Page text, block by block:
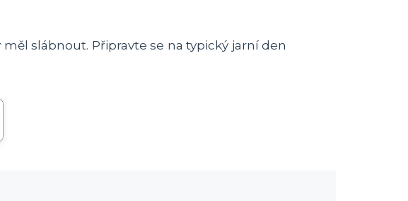
slábnout. Připravte se na typický jarní den